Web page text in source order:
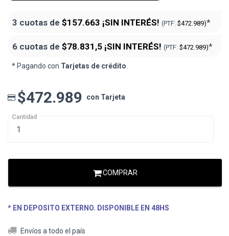
3 cuotas de $157.663 ¡SIN INTERÉS! (PTF: $472.989)*
6 cuotas de $78.831,5 ¡SIN INTERÉS! (PTF: $472.989)*
* Pagando con Tarjetas de crédito
$472.989 con Tarjeta
Cantidad
COMPRAR
* EN DEPOSITO EXTERNO. DISPONIBLE EN 48HS
Envíos a todo el país